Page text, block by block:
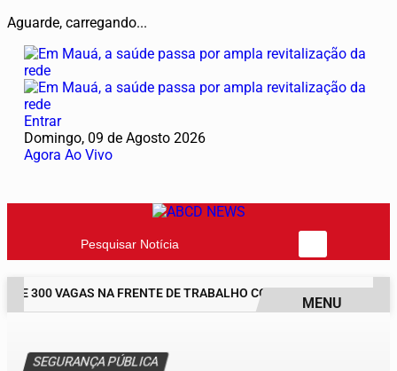
Aguarde, carregando...
Entrar
Domingo, 09 de Agosto 2026
Agora Ao Vivo
Pesquisar Notícia
300 VAGAS NA FRENTE DE TRABALHO COM BOLSA DE UM
MENU
SEGURANÇA PÚBLICA